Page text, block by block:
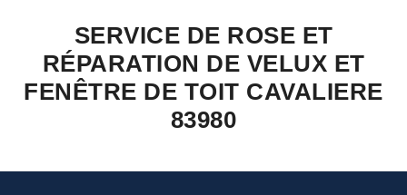
SERVICE DE ROSE ET
RÉPARATION DE VELUX ET
FENÊTRE DE TOIT CAVALIERE
83980